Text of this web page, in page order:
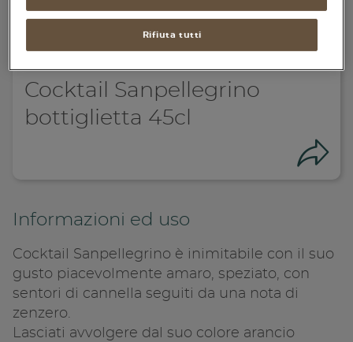
Cocktail Sanpellegrino
bottiglietta 45cl
Informazioni ed uso
Cocktail Sanpellegrino è inimitabile con il suo
gusto piacevolmente amaro, speziato, con
sentori di cannella seguiti da una nota di
zenzero.
Lasciati avvolgere dal suo colore arancio
Rifiuta tutti